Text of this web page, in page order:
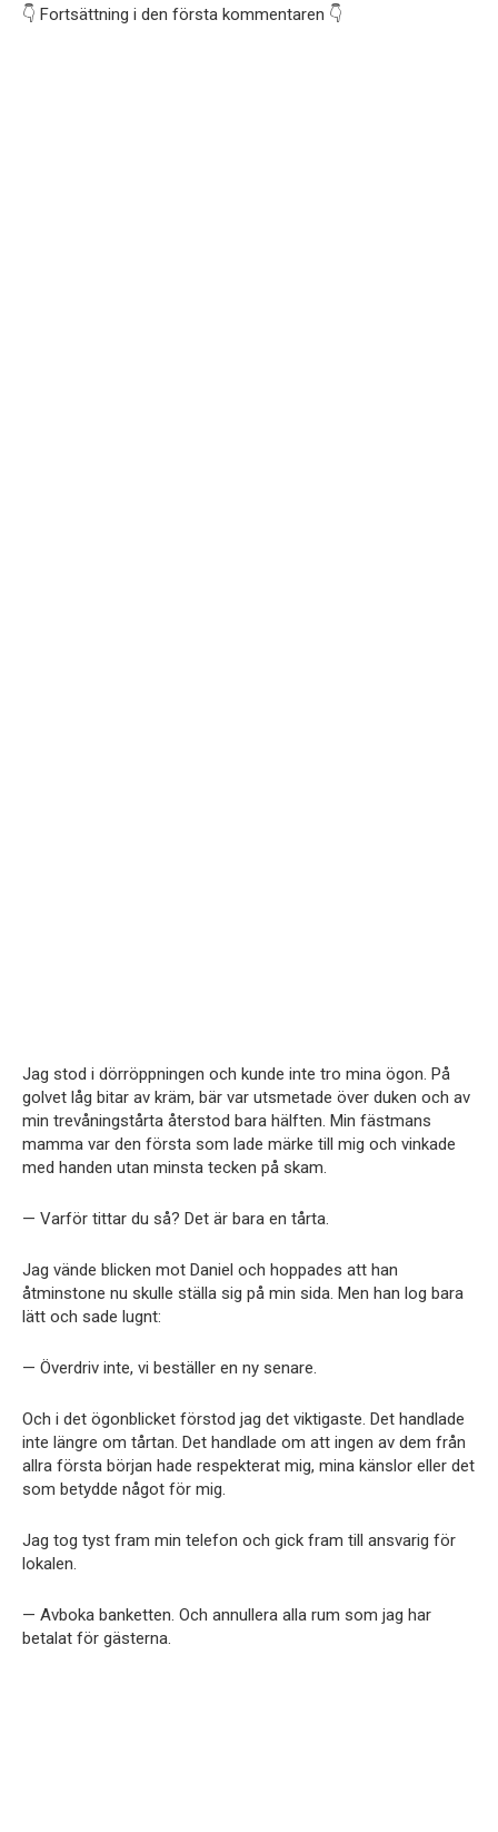
👇 Fortsättning i den första kommentaren 👇
Jag stod i dörröppningen och kunde inte tro mina ögon. På
golvet låg bitar av kräm, bär var utsmetade över duken och av
min trevåningstårta återstod bara hälften. Min fästmans
mamma var den första som lade märke till mig och vinkade
med handen utan minsta tecken på skam.
— Varför tittar du så? Det är bara en tårta.
Jag vände blicken mot Daniel och hoppades att han
åtminstone nu skulle ställa sig på min sida. Men han log bara
lätt och sade lugnt:
— Överdriv inte, vi beställer en ny senare.
Och i det ögonblicket förstod jag det viktigaste. Det handlade
inte längre om tårtan. Det handlade om att ingen av dem från
allra första början hade respekterat mig, mina känslor eller det
som betydde något för mig.
Jag tog tyst fram min telefon och gick fram till ansvarig för
lokalen.
— Avboka banketten. Och annullera alla rum som jag har
betalat för gästerna.